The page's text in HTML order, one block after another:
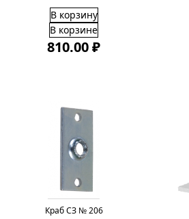
В корзину
В корзине
810.00 ₽
Краб СЗ № 206